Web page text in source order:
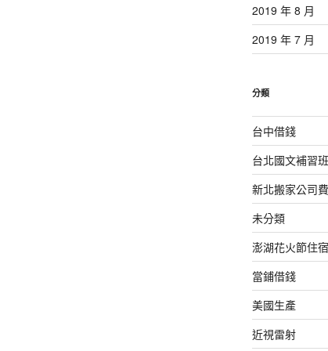
2019 年 8 月
2019 年 7 月
分類
台中借錢
台北國文補習班
新北搬家公司
未分類
澎湖花火節住
當鋪借錢
美國生產
近視雷射